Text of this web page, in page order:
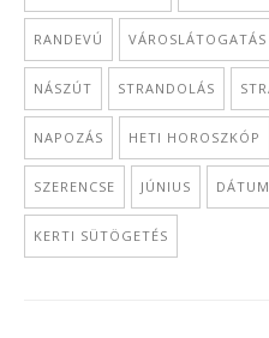
RANDEVÚ VÁROSLÁTOGATÁS
NÁSZÚT STRANDOLÁS
NAPOZÁS HETI HOROSZKÓP
SZERENCSE JÚNIUS DÁTUM
KERTI SÜTÖGETÉS